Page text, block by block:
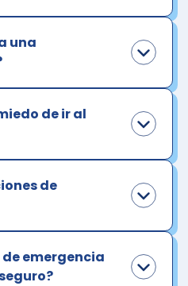
una
de ir al
de
emergencia